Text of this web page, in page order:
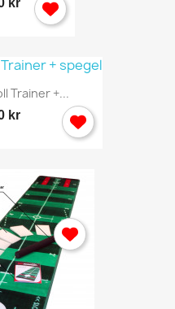
Trainer +...
kr